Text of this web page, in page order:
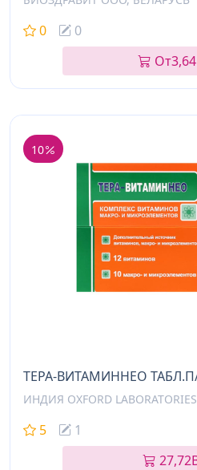
0 0
От3,64
10
ТЕРА-ВИТАМИННЕО
ИНДИЯ OXFORD LABORATORIES
5 1
27,72